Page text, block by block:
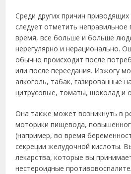
Среди других причин
следует отметить
время, все больше и больше
нерегулярно и нерационально.
обычно происходит после
или после переедания. Изжогу
алкоголь, табак, газированные
цитрусовые, томаты, шоколад и
Она также может возникнуть в
моторики пищевода,
(например, во время
секреции желудочной кислоты.
лекарства, которые вы
нестероидные